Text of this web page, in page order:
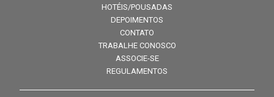
HOTÉIS/POUSADAS
DEPOIMENTOS
CONTATO
TRABALHE CONOSCO
ASSOCIE-SE
REGULAMENTOS